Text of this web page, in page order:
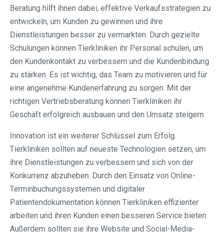
Beratung hilft ihnen dabei, effektive Verkaufsstrategien zu
entwickeln, um Kunden zu gewinnen und ihre
Dienstleistungen besser zu vermarkten. Durch gezielte
Schulungen können Tierkliniken ihr Personal schulen, um
den Kundenkontakt zu verbessern und die Kundenbindung
zu stärken. Es ist wichtig, das Team zu motivieren und für
eine angenehme Kundenerfahrung zu sorgen. Mit der
richtigen Vertriebsberatung können Tierkliniken ihr
Geschäft erfolgreich ausbauen und den Umsatz steigern.
Innovation ist ein weiterer Schlüssel zum Erfolg.
Tierkliniken sollten auf neueste Technologien setzen, um
ihre Dienstleistungen zu verbessern und sich von der
Konkurrenz abzuheben. Durch den Einsatz von Online-
Terminbuchungssystemen und digitaler
Patientendokumentation können Tierkliniken effizienter
arbeiten und ihren Kunden einen besseren Service bieten.
Außerdem sollten sie ihre Website und Social-Media-